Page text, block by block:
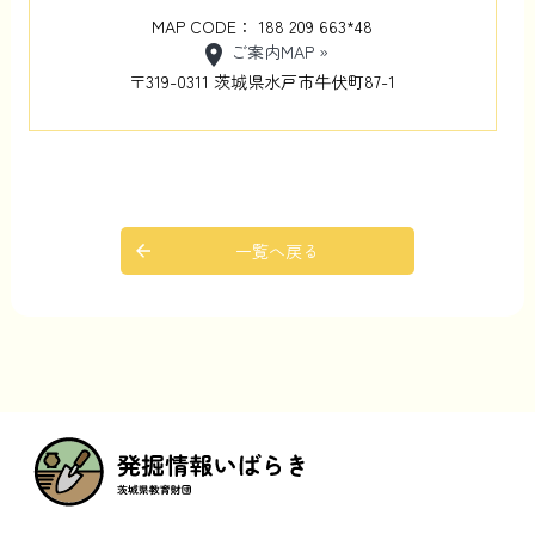
MAP CODE： 188 209 663*48
location_on ご案内MAP »
〒319-0311 茨城県水戸市牛伏町87-1
一覧へ戻る